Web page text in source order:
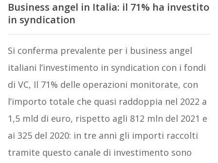
Business angel in Italia: il 71% ha investito
in syndication
Si conferma prevalente per i business angel
italiani l’investimento in syndication con i fondi
di VC, Il 71% delle operazioni monitorate, con
l’importo totale che quasi raddoppia nel 2022 a
1,5 mld di euro, rispetto agli 812 mln del 2021 e
ai 325 del 2020: in tre anni gli importi raccolti
tramite questo canale di investimento sono